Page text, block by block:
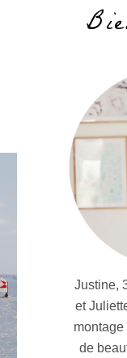
Justine,
et
de